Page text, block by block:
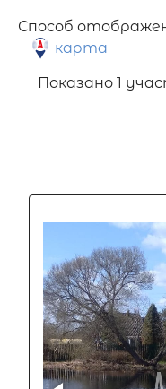
Способ
карта
Показано 1